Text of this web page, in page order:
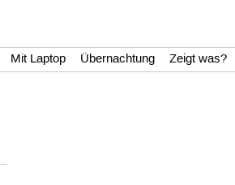
Mit Laptop Übernachtung Zeigt was?